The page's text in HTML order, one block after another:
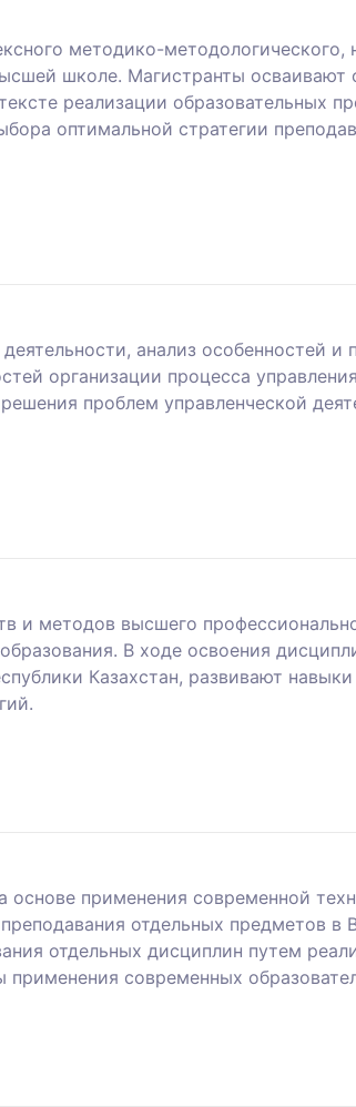
методико-методологического,
школе. Магистранты осваивают
реализации образовательных
оптимальной стратегии
анализ особенностей и
организации процесса
проблем управленческой
и методов высшего
В ходе освоения
Казахстан, развивают навыки
применения современной
отдельных предметов
отдельных дисциплин путем
современных